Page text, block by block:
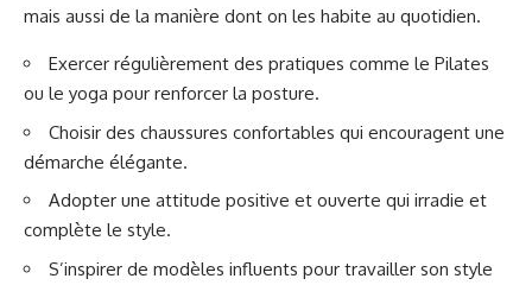
mais aussi de la manière dont on les habite au quotidien.
Exercer régulièrement des pratiques comme le Pilates
ou le yoga pour renforcer la posture.
Choisir des chaussures confortables qui encouragent une
démarche élégante.
Adopter une attitude positive et ouverte qui irradie et
complète le style.
S’inspirer de modèles influents pour travailler son style